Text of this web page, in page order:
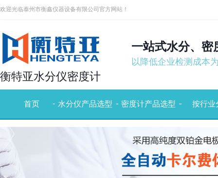
欢迎光临泰州市衡鑫仪器设备有限公司官方网站！
衡特亚水分仪密度计
一站式水分、密
以降低企业检测成本
首页 - 水分仪产品选型 -
- 密度计产品选型 -
- 按行业